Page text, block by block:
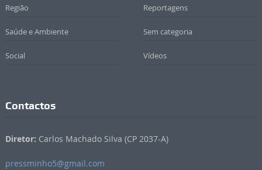
Região Reportagens
Saúde e Ambiente Sem categoria
Social Vídeos
Contactos
Diretor: Carlos Machado Silva (CP 2037-A)
pressminho5@gmail.com